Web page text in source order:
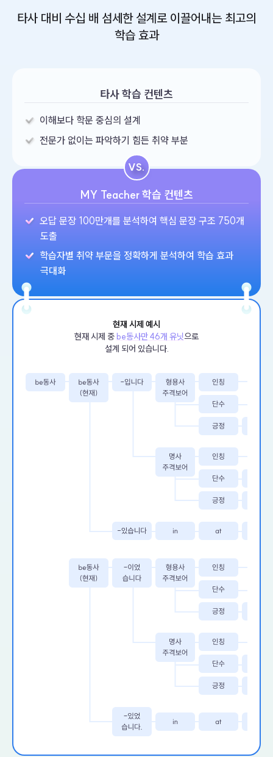
타사 대비 수십 배 섬세한 설계로 이끌어내는 최고의
학습 효과
타사 학습 컨텐츠
이해보다 학문 중심의 설계
전문가 없이는 파악하기 힘든 취약 부분
VS.
MY Teacher 학습 컨텐츠
오답 문장 100만개를 분석하여 핵심 문장 구조 750개
도출
학습자별 취약 부문을 정확하게 분석하여 학습 효과
극대화
현재 시제 예시
현재 시제 중 be동사만 46개 유닛으로
설계 되어 있습니다.